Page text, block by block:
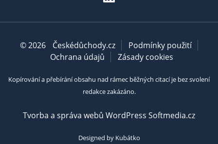
© 2026 Českédůchody.cz
Podmínky použití
Ochrana údajů
Zásady cookies
Kopírování a přebírání obsahu nad rámec běžných citací je bez svolení
redakce zakázáno.
Tvorba a správa webů WordPress Softmedia.cz
Designed by Kubátko